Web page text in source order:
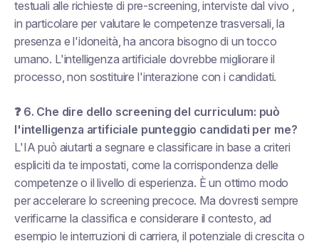
testuali alle richieste di pre-screening,interviste dal vivo ,
in particolare per valutare le competenze trasversali, la
presenza e l'idoneità, ha ancora bisogno di un tocco
umano. L'intelligenza artificiale dovrebbe migliorare il
processo, non sostituire l'interazione con i candidati.
❓ 6. Che dire dello screening del curriculum: può
l'intelligenza artificiale punteggio candidati per me?
L'IA può aiutarti a segnare e classificare in base a criteri
espliciti da te impostati, come la corrispondenza delle
competenze o il livello di esperienza. È un ottimo modo
per accelerare lo screening precoce. Ma dovresti sempre
verificarne la classifica e considerare il contesto, ad
esempio le interruzioni di carriera, il potenziale di crescita o